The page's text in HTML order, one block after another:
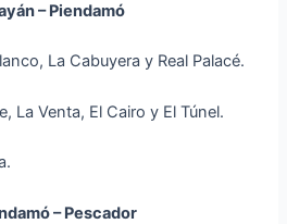
– Piendamó
La Cabuyera y Real Palacé.
La Venta, El Cairo y El Túnel.
– Pescador